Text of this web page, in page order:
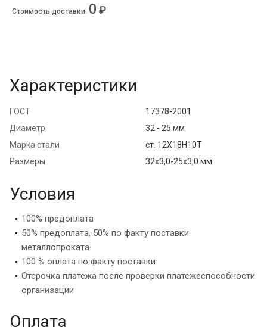
Стоимость доставки: 0 ₽
Характеристики
ГОСТ
17378-2001
Диаметр
32 - 25 мм
Марка стали
ст. 12Х18Н10Т
Размеры
32х3,0-25х3,0 мм
Условия
100% предоплата
50% предоплата, 50% по факту поставки
металлопроката
100 % оплата по факту поставки
Отсрочка платежа после проверки платежеспособности
организации
Оплата